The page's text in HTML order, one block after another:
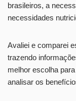
brasileiros, a
necessidades
Avaliei e comparei
trazendo
melhor escolha
analisar os